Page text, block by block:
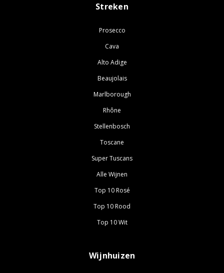
Streken
Prosecco
Cava
Alto Adige
Beaujolais
Marlborough
Rhône
Stellenbosch
Toscane
Super Tuscans
Alle Wijnen
Top 10 Rosé
Top 10 Rood
Top 10 Wit
Wijnhuizen